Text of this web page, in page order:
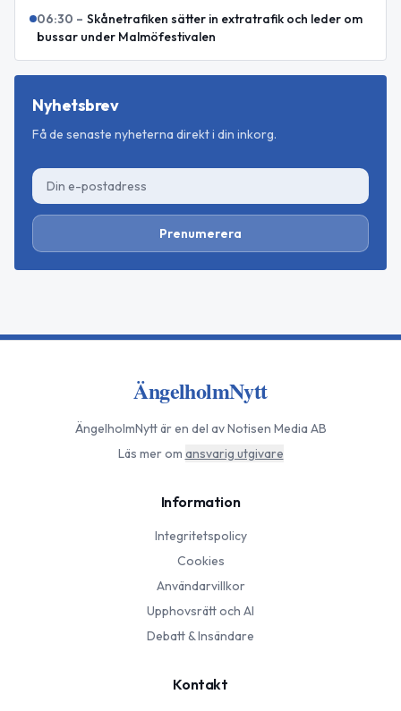
06:30 – Skånetrafiken sätter in extratrafik och leder om
bussar under Malmöfestivalen
Nyhetsbrev
Få de senaste nyheterna direkt i din inkorg.
Prenumerera
ÄngelholmNytt
ÄngelholmNyttär en del av Notisen Media AB
Läs mer om ansvarig utgivare
Information
Integritetspolicy
Cookies
Användarvillkor
Upphovsrätt och AI
Debatt & Insändare
Kontakt